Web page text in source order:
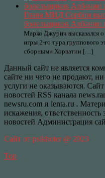
Глава МИД Сербии
болельщиков Албании
Марко Джурич высказался
игры 2-го тура группового
сборными Хорватии […]
Данный сайт не является
сайте ни чего не продают,
услуги не оказываются.
новостей RSS канала
newsru.com и lenta.ru .
искажения,
новостей Администрация
Сайт от psikhoter @ 2023
Top